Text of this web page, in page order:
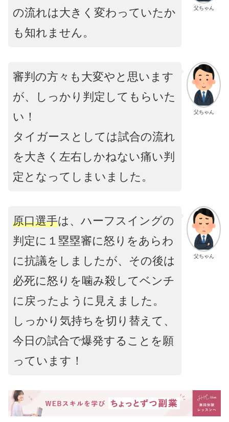
父ちゃん
の流れは大きく変わっていたか
も知れません。
父ちゃん
審判の方々も大変やと思います
が、しっかり判定してもらいた
い！
タイガースとしては試合の流れ
を大きく左右しかねない痛い判
定となってしまいました。
父ちゃん
原口選手は、ハーフスイングの
判定に１塁塁審に怒りをあらわ
に抗議をしましたが、その後は
必死に怒りを噛み殺してベンチ
に戻ったように見えました。
しっかり気持ちを切り替えて、
今日の試合で爆発することを願
っています！